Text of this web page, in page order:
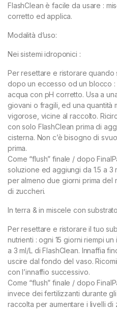
FlashClean è facile da usare :
corretto ed applica.
Modalità d’uso:
Nei sistemi idroponici :
Per resettare e ristorare quando
dopo un eccesso od un blocco :
acqua con pH corretto. Usa a
giovani o fragili, ed una quantità
vigorose, vicine al raccolto.
con solo FlashClean prima di
cisterna. Non c’è bisogno di
prima.
Come “flush” finale / dopo
soluzione ed aggiungi da 1.5 a
per almeno due giorni prima del
di zuccheri.
In terra & in miscele con
Per resettare e ristorare il tuo
nutrienti : ogni 15 giorni riempi
a 3 ml/L di FlashClean. Innaffia
uscire dal fondo del vaso.
con l’innaffio successivo.
Come “flush” finale / dopo
invece dei fertilizzanti durante
raccolta per aumentare i livelli